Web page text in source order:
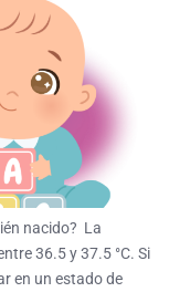
nacido? La
36.5 y 37.5 °C. Si
en un estado de